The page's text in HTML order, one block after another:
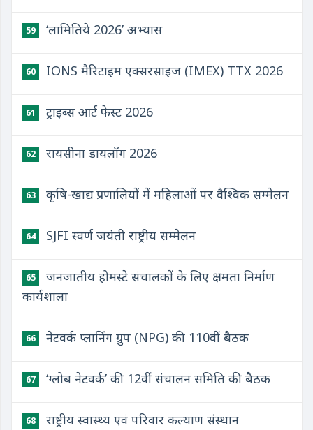
59 ‘लामितिये 2026’ अभ्यास
60 IONS मैरिटाइम एक्सरसाइज (IMEX) TTX 2026
61 ट्राइब्स आर्ट फेस्ट 2026
62 रायसीना डायलॉग 2026
63 कृषि-खाद्य प्रणालियों में महिलाओं पर वैश्विक सम्मेलन
64 SJFI स्वर्ण जयंती राष्ट्रीय सम्मेलन
65
जनजातीय होमस्टे संचालकों के लिए क्षमता निर्माण
कार्यशाला
66 नेटवर्क प्लानिंग ग्रुप (NPG) की 110वीं बैठक
67 ‘ग्लोब नेटवर्क’ की 12वीं संचालन समिति की बैठक
68
राष्ट्रीय स्वास्थ्य एवं परिवार कल्याण संस्थान